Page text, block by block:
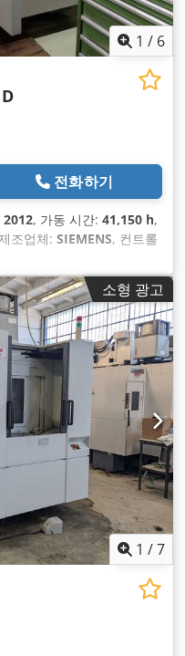
1 / 6
전화하기
2012, 가동 시간: 41,150 h,
조업체: SIEMENS, 컨트롤
:
력:33,500 와트, 공구 매거
소형 광고
1 /7